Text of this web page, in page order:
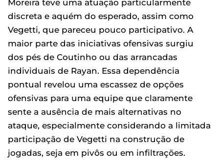
Moreira teve uma atuação particularmente
discreta e aquém do esperado, assim como
Vegetti, que pareceu pouco participativo. A
maior parte das iniciativas ofensivas surgiu
dos pés de Coutinho ou das arrancadas
individuais de Rayan. Essa dependência
pontual revelou uma escassez de opções
ofensivas para uma equipe que claramente
sente a ausência de mais alternativas no
ataque, especialmente considerando a limitada
participação de Vegetti na construção de
jogadas, seja em pivôs ou em infiltrações.